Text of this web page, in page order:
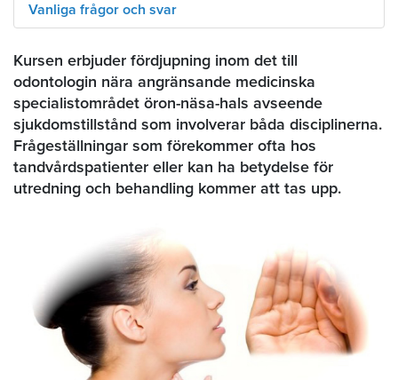
Vanliga frågor och svar
Kursen erbjuder fördjupning inom det till
odontologin nära angränsande medicinska
specialistområdet öron-näsa-hals avseende
sjukdomstillstånd som involverar båda disciplinerna.
Frågeställningar som förekommer ofta hos
tandvårdspatienter eller kan ha betydelse för
utredning och behandling kommer att tas upp.